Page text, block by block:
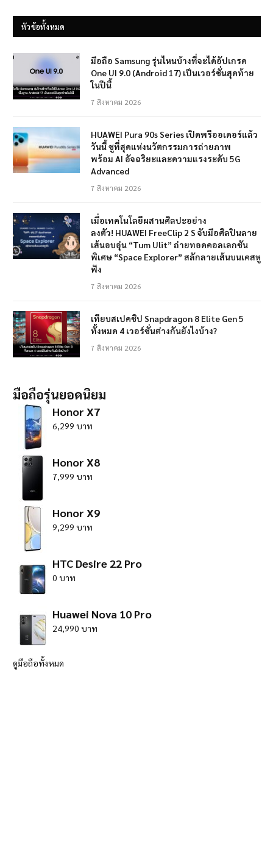
หัวข้อทั้งหมด
มือถือ Samsung รุ่นไหนบ้างที่จะได้อัปเกรด
One UI 9.0 (Android 17) เป็นเวอร์ชั่นสุดท้าย
ในปีนี้
7 สิงหาคม 2026
HUAWEI Pura 90s Series เปิดพรีออเดอร์แล้ว
วันนี้ ชูที่สุดแห่งนวัตกรรมการถ่ายภาพ
พร้อม AI อัจฉริยะและความแรงระดับ 5G
Advanced
7 สิงหาคม 2026
เมื่อเทคโนโลยีผสานศิลปะอย่าง
ลงตัว! HUAWEI FreeClip 2 S จับมือศิลปินลาย
เส้นอบอุ่น “Tum Ulit” ถ่ายทอดคอลเลกชัน
พิเศษ “Space Explorer” สลักลายเส้นบนเคสหู
ฟัง
7 สิงหาคม 2026
เทียบสเปคชิป Snapdragon 8 Elite Gen 5
ทั้งหมด 4 เวอร์ชั่นต่างกันยังไงบ้าง?
7 สิงหาคม 2026
มือถือรุ่นยอดนิยม
Honor X7
6,299 บาท
Honor X8
7,999 บาท
Honor X9
9,299 บาท
HTC Desire 22 Pro
0 บาท
Huawei Nova 10 Pro
24,990 บาท
ดูมือถือทั้งหมด